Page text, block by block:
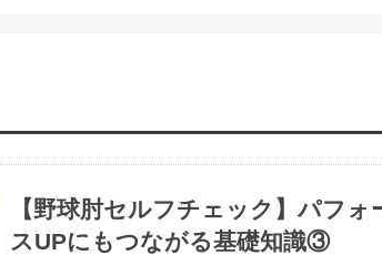
【野球肘セルフチェック】パフォ
スUPにもつながる基礎知識③